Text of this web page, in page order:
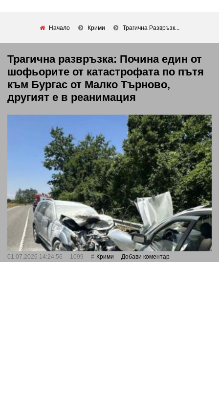
Начало Крими Трагична Развръзк...
Трагична развръзка: Почина един от
шофьорите от катастрофата по пътя
към Бургас от Малко Търново,
другият е в реанимация
01.07.2026 14:24:56 1099 Крими Добави коментар